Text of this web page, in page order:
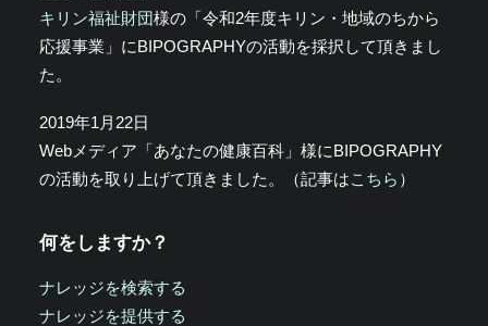
キリン福祉財団様の「令和2年度キリン・地域のちから
応援事業」にBIPOGRAPHYの活動を採択して頂きまし
た。
2019年1月22日
Webメディア「あなたの健康百科」様にBIPOGRAPHY
の活動を取り上げて頂きました。（記事はこちら ）
何をしますか？
ナレッジを検索する
ナレッジを提供する